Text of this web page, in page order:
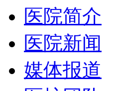
医院简介
医院新闻
媒体报道